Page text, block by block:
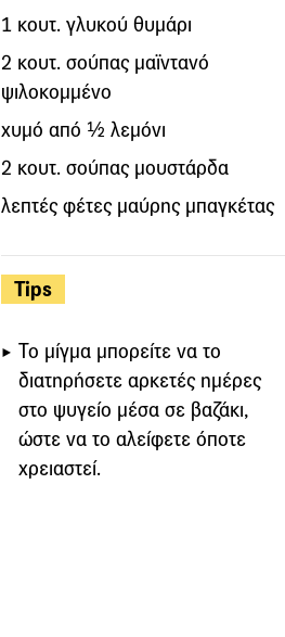
1 κουτ. γλυκού θυμάρι
2 κουτ. σούπας μαϊντανό
ψιλοκομμένο
χυμό από ½ λεμόνι
2 κουτ. σούπας μουστάρδα
λεπτές φέτες μαύρης μπαγκέτας
Tips
Το μίγμα μπορείτε να το
διατηρήσετε αρκετές ημέρες
στο ψυγείο μέσα σε βαζάκι,
ώστε να το αλείφετε όποτε
χρειαστεί.